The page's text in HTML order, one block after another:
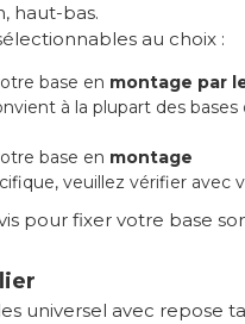
haut-bas.
au choix :
base en montage par
à la plupart des bases
base en montage
veuillez vérifier avec
pour fixer votre base
universel avec repose